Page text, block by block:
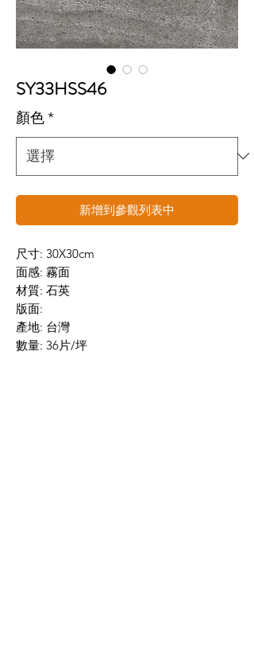
SY33HSS46
顏色*
新增到參觀列表中
尺寸: 30X30cm
面感: 霧面
材質: 石英
版面:
產地: 台灣
數量: 36片/坪